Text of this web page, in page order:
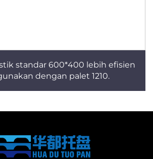
standar 600*400 lebih efisien
dengan palet 1210.